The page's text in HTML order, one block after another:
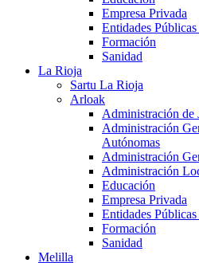
Empresa Privada
Entidades Públicas
Formación
Sanidad
La Rioja
Sartu La Rioja
Arloak
Administración de
Administración
Autónomas
Administración
Administración
Educación
Empresa Privada
Entidades Públicas
Formación
Sanidad
Melilla